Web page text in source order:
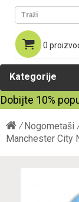
0
Kategorije
Dobijte 10%
Nogometaši
Manchester City